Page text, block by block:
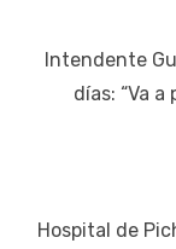
de
entradas
Publicación
anterior:
Intendente
días: “Va
Siguiente
Hospital de